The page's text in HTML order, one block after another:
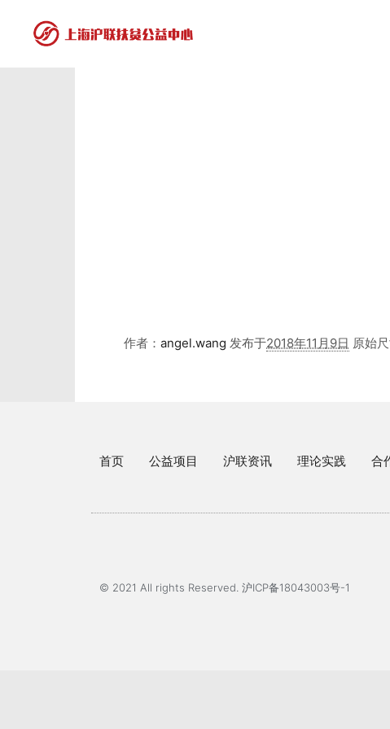
作者： angel.wang 发布于2018年11月9日 原始
首页 公益项目 沪联资讯 理论实践 合
© 2021 All rights Reserved. 沪ICP备18043003号-1